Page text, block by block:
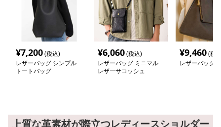
¥7,200(税込)
レザーバッグ シンプル
トートバッグ
¥6,060(税込)
レザーバッグ ミニマル
レザーサコッシュ
¥9,460(税
レザーバッグ
上質な革素材が際立つレディースショルダー